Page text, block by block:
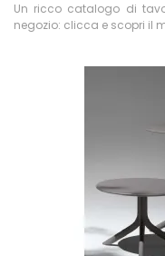
Un ricco catalogo di
negozio: clicca e scopri il